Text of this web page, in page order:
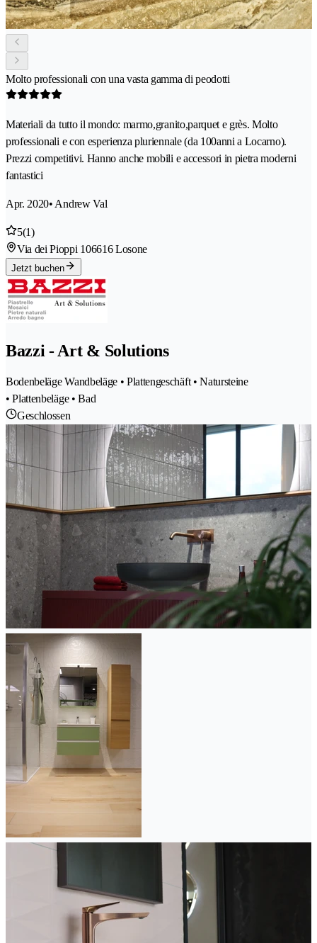
Molto professionali con una vasta gamma di peodotti
Materiali da tutto il mondo: marmo,granito,parquet e grès. Molto
professionali e con esperienza pluriennale (da 100anni a Locarno).
Prezzi competitivi. Hanno anche mobili e accessori in pietra moderni
fantastici
Apr. 2020• Andrew Val
5(1)
Via dei Pioppi 106616 Losone
Jetzt buchen
Bazzi - Art & Solutions
Bodenbeläge Wandbeläge • Plattengeschäft • Natursteine
• Plattenbeläge • Bad
Geschlossen